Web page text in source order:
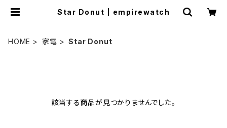
Star Donut | empirewatch
HOME 家電 Star Donut
該当する商品が見つかりませんでした。